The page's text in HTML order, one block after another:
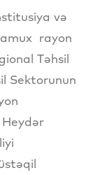
və
rayon
Təhsil
Sektorunun